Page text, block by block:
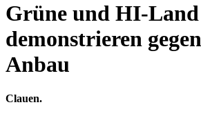
Grüne und HI-Land
demonstrieren
Anbau
Clauen.